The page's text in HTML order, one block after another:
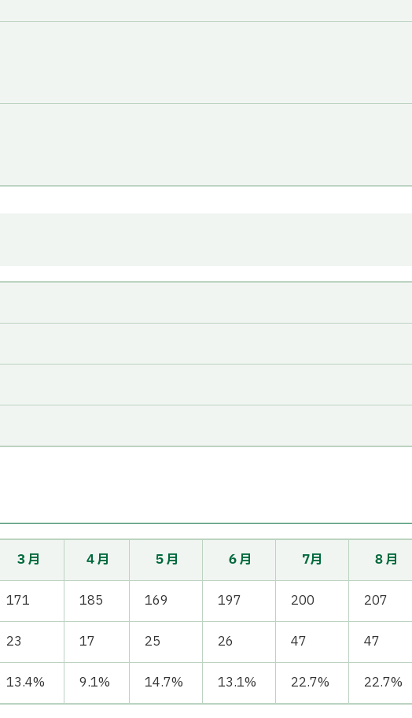
３月 ４月 ５月 ６月 7月 ８月
171 185 169 197 200 207
23 17 25 26 47 47
13.4% 9.1% 14.7% 13.1% 22.7% 22.7%